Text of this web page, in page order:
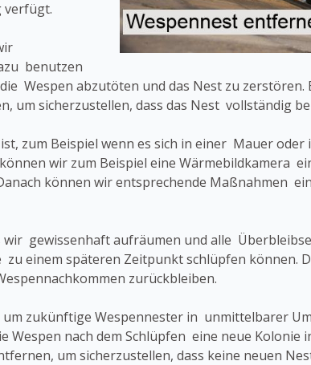
verfügt.
benutzen
Wespen abzutöten und das Nest zu zerstören.
um sicherzustellen, dass das Nest vollständig
zum Beispiel wenn es sich in einer Mauer
wir zum Beispiel eine Wärmebildkamera
können wir entsprechende Maßnahmen
gewissenhaft aufräumen und alle
einem späteren Zeitpunkt schlüpfen können.
zurückbleiben.
zukünftige Wespennester in unmittelbarer
nach dem Schlüpfen eine neue Kolonie
um sicherzustellen, dass keine neuen